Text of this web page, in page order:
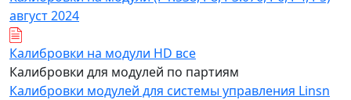
август 2024
Калибровки на модули HD все
Калибровки для модулей по партиям
Калибровки модулей для системы управления Linsn